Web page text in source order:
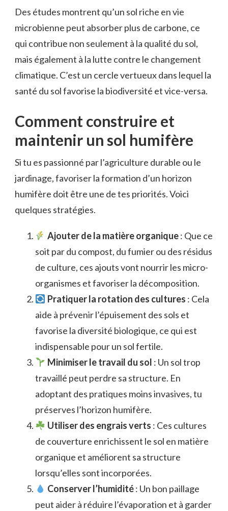
Des études montrent qu’un sol riche en vie
microbienne peut absorber plus de carbone, ce
qui contribue non seulement à la qualité du sol,
mais également à la lutte contre le changement
climatique. C’est un cercle vertueux dans lequel la
santé du sol favorise la biodiversité et vice-versa.
Comment construire et
maintenir un sol humifère
Si tu es passionné par l’agriculture durable ou le
jardinage, favoriser la formation d’un horizon
humifère doit être une de tes priorités. Voici
quelques stratégies.
Ajouter de la matière organique: Que ce
soit par du compost, du fumier ou des résidus
de culture, ces ajouts vont nourrir les micro-
organismes et favoriser la décomposition.
Pratiquer la rotation des cultures : Cela
aide à prévenir l’épuisement des sols et
favorise la diversité biologique, ce qui est
indispensable pour un sol fertile.
Minimiser le travail du sol : Un sol trop
travaillé peut perdre sa structure. En
adoptant des pratiques moins invasives, tu
préserves l’horizon humifère.
Utiliser des engrais verts : Ces cultures
de couverture enrichissent le sol en matière
organique et améliorent sa structure
lorsqu’elles sont incorporées.
Conserver l’humidité: Un bon paillage
peut aider à réduire l’évaporation et à garder